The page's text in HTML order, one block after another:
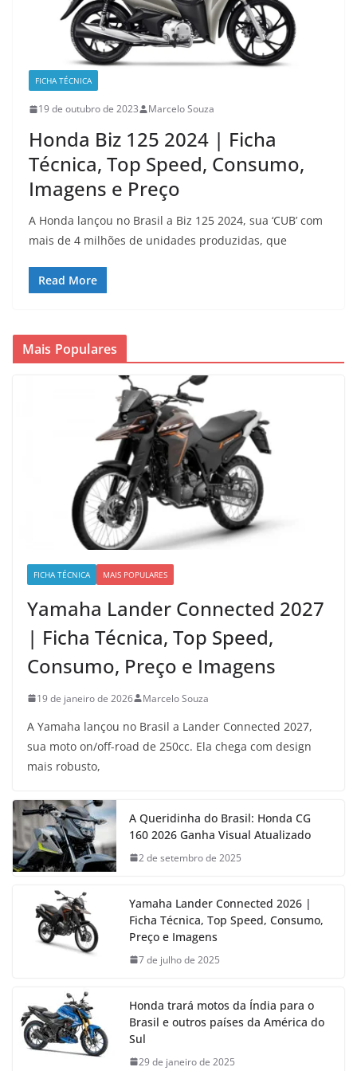
FICHA TÉCNICA
19 de outubro de 2023 Marcelo Souza
Honda Biz 125 2024 | Ficha
Técnica, Top Speed, Consumo,
Imagens e Preço
A Honda lançou no Brasil a Biz 125 2024, sua ‘CUB’ com
mais de 4 milhões de unidades produzidas, que
Read More
Mais Populares
FICHA TÉCNICA MAIS POPULARES
Yamaha Lander Connected 2027
| Ficha Técnica, Top Speed,
Consumo, Preço e Imagens
19 de janeiro de 2026 Marcelo Souza
A Yamaha lançou no Brasil a Lander Connected 2027,
sua moto on/off-road de 250cc. Ela chega com design
mais robusto,
A Queridinha do Brasil: Honda CG
160 2026 Ganha Visual Atualizado
2 de setembro de 2025
Yamaha Lander Connected 2026 |
Ficha Técnica, Top Speed, Consumo,
Preço e Imagens
7 de julho de 2025
Honda trará motos da Índia para o
Brasil e outros países da América do
Sul
29 de janeiro de 2025